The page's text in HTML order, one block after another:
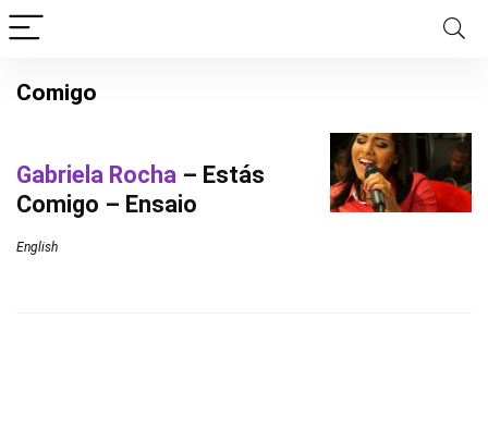
Comigo
Gabriela Rocha – Estás
Comigo – Ensaio
English